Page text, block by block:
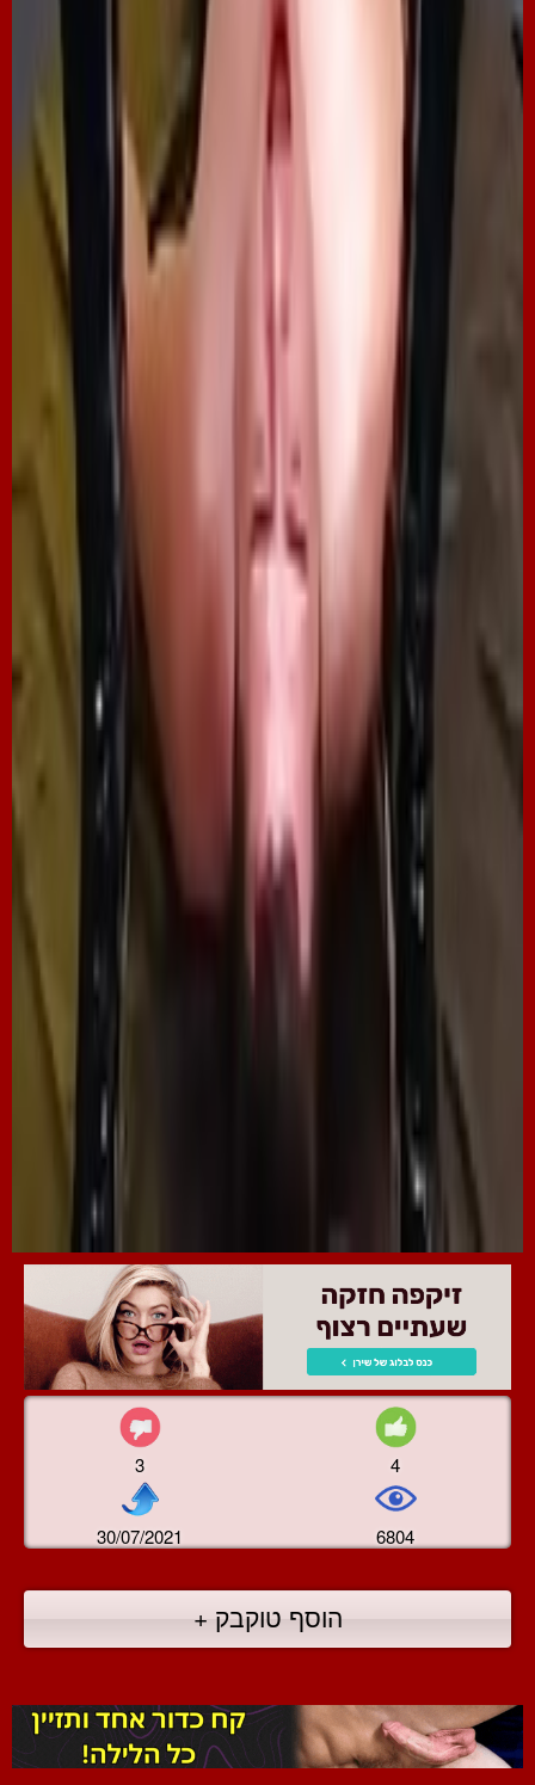
3 4
30/07/2021 6804
הוסף טוקבק +